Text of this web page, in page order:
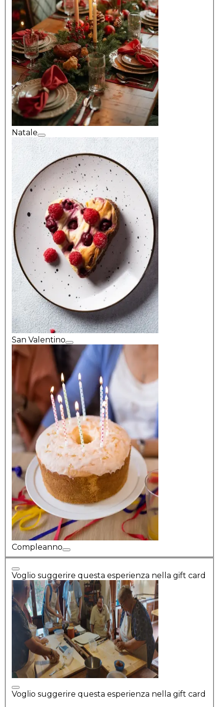
Natale
San Valentino
Compleanno
Voglio suggerire questa esperienza nella gift card
Voglio suggerire questa esperienza nella gift card